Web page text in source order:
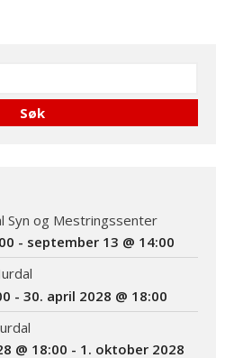
Info
Om oss
Syn og Mestringssenter
- september 13 @ 14:00
- 30. april 2028 @ 18:00
@ 18:00 - 1. oktober 2028